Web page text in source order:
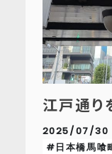
江戸通り
2025/07/30
#日本橋馬喰